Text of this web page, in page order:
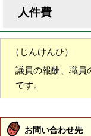
人件費
（じんけんひ）
議員の報酬、職員
です。
お問い合わせ先